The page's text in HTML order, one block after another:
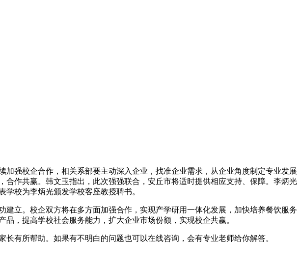
强校企合作，相关系部要主动深入企业，找准企业需求，从企业角度制定专业发展
作共赢。韩文玉指出，此次强强联合，安丘市将适时提供相应支持、保障。李炳光
校为李炳光颁发学校客座教授聘书。
立。校企双方将在多方面加强合作，实现产学研用一体化发展，加快培养餐饮服务
，提高学校社会服务能力，扩大企业市场份额，实现校企共赢。
有所帮助。如果有不明白的问题也可以在线咨询，会有专业老师给你解答。